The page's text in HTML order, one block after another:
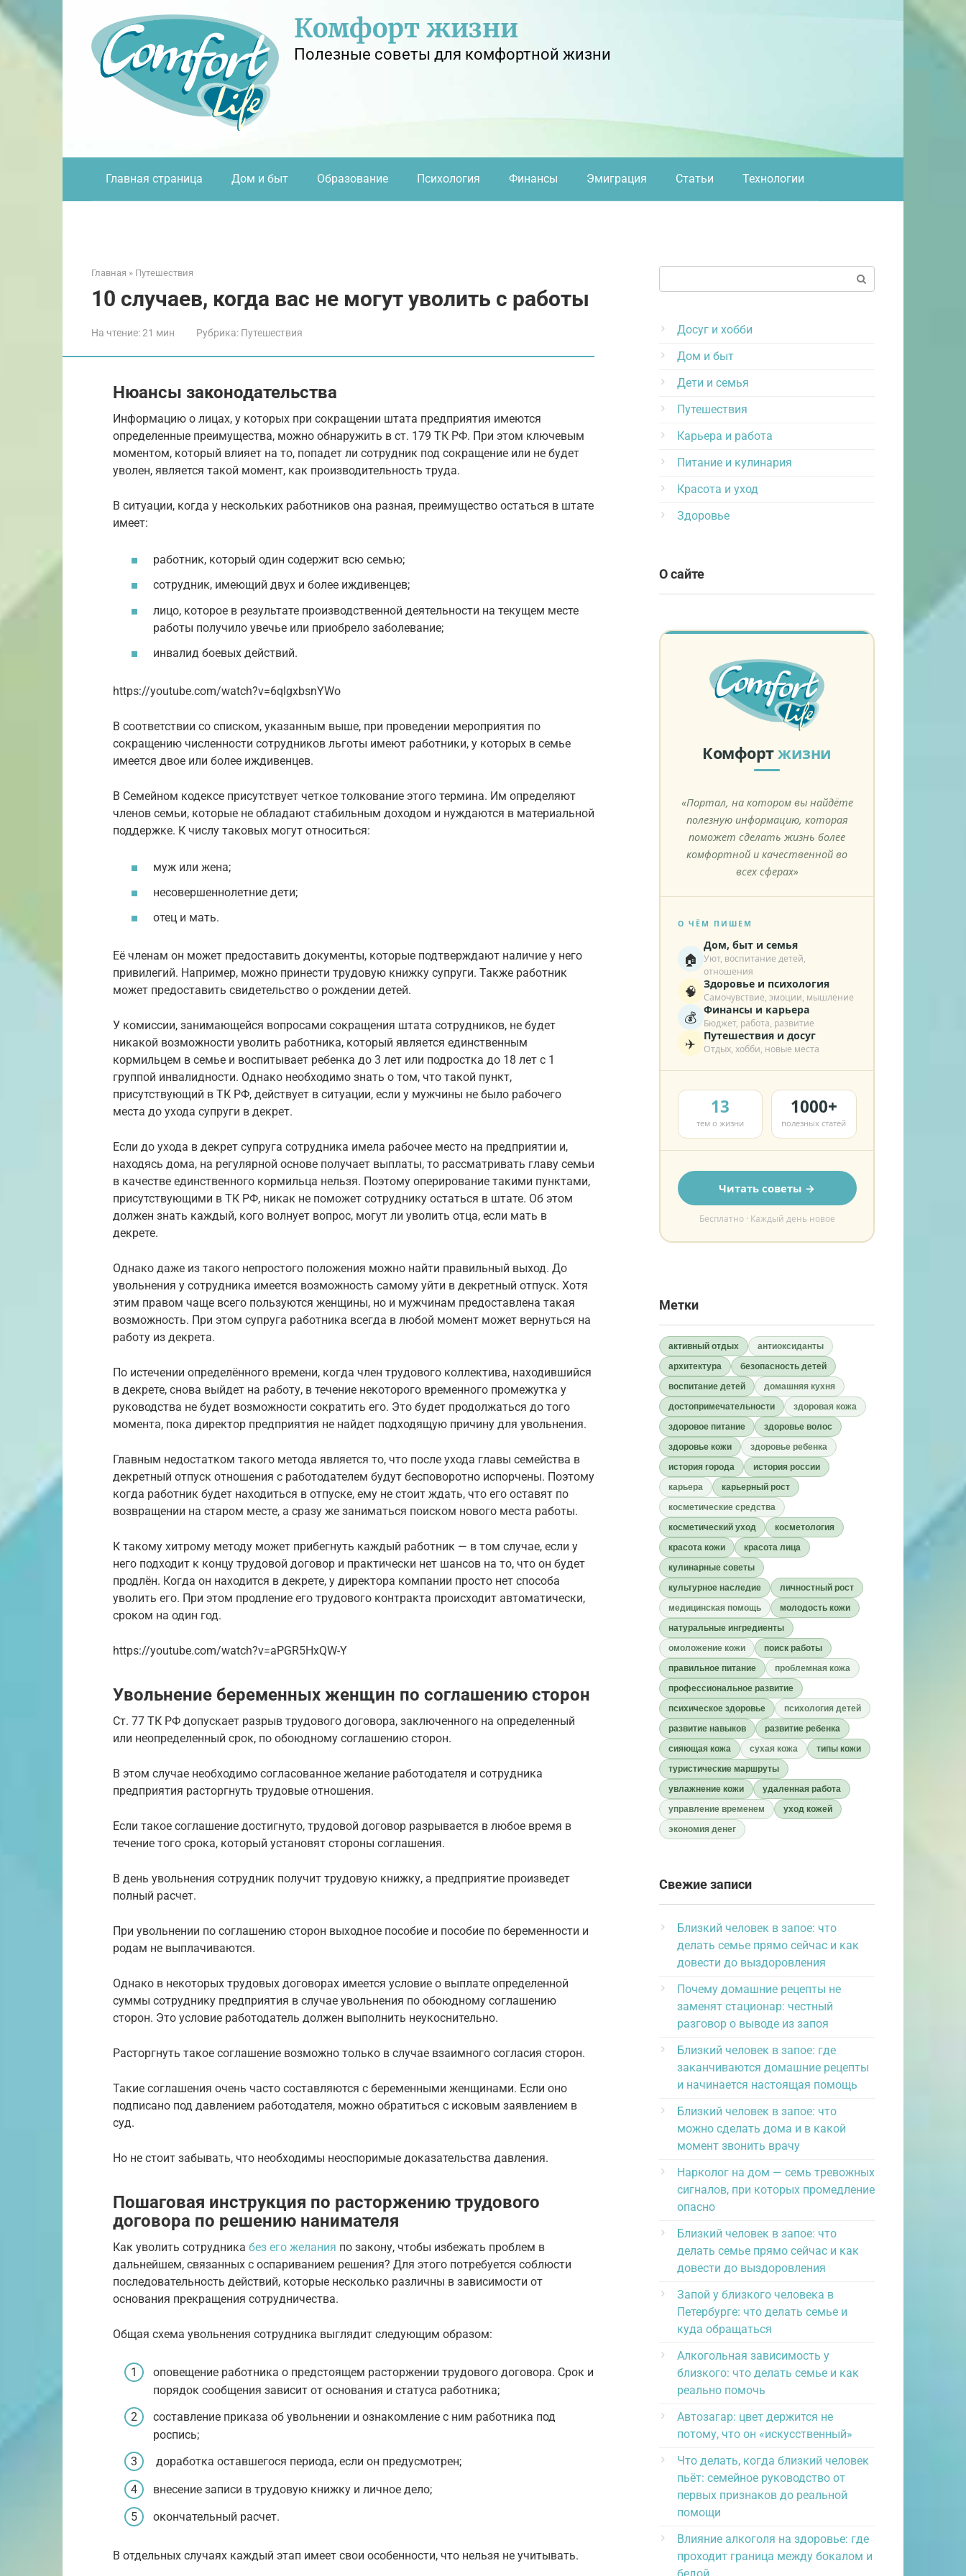
Перейти
контенту
Комфорт жизни
Полезные советы для комфортной жизни
Главная страница Дом и быт Образование Психология Финансы Эмиграция Статьи Технологии
Главная » Путешествия
10 случаев, когда вас не могут уволить с работы
На чтение:21 мин Рубрика: Путешествия
Нюансы законодательства
Информацию о лицах, у которых при сокращении штата предприятия имеются
определенные преимущества, можно обнаружить в ст. 179 ТК РФ. При этом ключевым
моментом, который влияет на то, попадет ли сотрудник под сокращение или не будет
уволен, является такой момент, как производительность труда.
В ситуации, когда у нескольких работников она разная, преимущество остаться в штате
имеет:
работник, который один содержит всю семью;
сотрудник, имеющий двух и более иждивенцев;
лицо, которое в результате производственной деятельности на текущем месте
работы получило увечье или приобрело заболевание;
инвалид боевых действий.
https://youtube.com/watch?v=6qlgxbsnYWo
В соответствии со списком, указанным выше, при проведении мероприятия по
сокращению численности сотрудников льготы имеют работники, у которых в семье
имеется двое или более иждивенцев.
В Семейном кодексе присутствует четкое толкование этого термина. Им определяют
членов семьи, которые не обладают стабильным доходом и нуждаются в материальной
поддержке. К числу таковых могут относиться:
муж или жена;
несовершеннолетние дети;
отец и мать.
Её членам он может предоставить документы, которые подтверждают наличие у него
привилегий. Например, можно принести трудовую книжку супруги. Также работник
может предоставить свидетельство о рождении детей.
У комиссии, занимающейся вопросами сокращения штата сотрудников, не будет
никакой возможности уволить работника, который является единственным
кормильцем в семье и воспитывает ребенка до 3 лет или подростка до 18 лет с 1
группой инвалидности. Однако необходимо знать о том, что такой пункт,
присутствующий в ТК РФ, действует в ситуации, если у мужчины не было рабочего
места до ухода супруги в декрет.
Если до ухода в декрет супруга сотрудника имела рабочее место на предприятии и,
находясь дома, на регулярной основе получает выплаты, то рассматривать главу семьи
в качестве единственного кормильца нельзя. Поэтому оперирование такими пунктами,
присутствующими в ТК РФ, никак не поможет сотруднику остаться в штате. Об этом
должен знать каждый, кого волнует вопрос, могут ли уволить отца, если мать в
декрете.
Однако даже из такого непростого положения можно найти правильный выход. До
увольнения у сотрудника имеется возможность самому уйти в декретный отпуск. Хотя
этим правом чаще всего пользуются женщины, но и мужчинам предоставлена такая
возможность. При этом супруга работника всегда в любой момент может вернуться на
работу из декрета.
По истечении определённого времени, когда член трудового коллектива, находившийся
в декрете, снова выйдет на работу, в течение некоторого временного промежутка у
руководства не будет возможности сократить его. Это будет продолжаться до того
момента, пока директор предприятия не найдет подходящую причину для увольнения.
Главным недостатком такого метода является то, что после ухода главы семейства в
декретный отпуск отношения с работодателем будут бесповоротно испорчены. Поэтому
когда работник будет находиться в отпуске, ему не стоит ждать, что его оставят по
возвращении на старом месте, а сразу же заниматься поиском нового места работы.
К такому хитрому методу может прибегнуть каждый работник — в том случае, если у
него подходит к концу трудовой договор и практически нет шансов на то, что он будет
продлён. Когда он находится в декрете, у директора компании просто нет способа
уволить его. При этом продление его трудового контракта происходит автоматически,
сроком на один год.
https://youtube.com/watch?v=aPGR5HxQW-Y
Увольнение беременных женщин по соглашению сторон
Ст. 77 ТК РФ допускает разрыв трудового договора, заключенного на определенный
или неопределенный срок, по обоюдному соглашению сторон.
В этом случае необходимо согласованное желание работодателя и сотрудника
предприятия расторгнуть трудовые отношения.
Если такое соглашение достигнуто, трудовой договор разрывается в любое время в
течение того срока, который установят стороны соглашения.
В день увольнения сотрудник получит трудовую книжку, а предприятие произведет
полный расчет.
При увольнении по соглашению сторон выходное пособие и пособие по беременности и
родам не выплачиваются.
Однако в некоторых трудовых договорах имеется условие о выплате определенной
суммы сотруднику предприятия в случае увольнения по обоюдному соглашению
сторон. Это условие работодатель должен выполнить неукоснительно.
Расторгнуть такое соглашение возможно только в случае взаимного согласия сторон.
Такие соглашения очень часто составляются с беременными женщинами. Если оно
подписано под давлением работодателя, можно обратиться с исковым заявлением в
суд.
Но не стоит забывать, что необходимы неоспоримые доказательства давления.
Пошаговая инструкция по расторжению трудового
договора по решению нанимателя
Как уволить сотрудника без его желания по закону, чтобы избежать проблем в
дальнейшем, связанных с оспариванием решения? Для этого потребуется соблюсти
последовательность действий, которые несколько различны в зависимости от
основания прекращения сотрудничества.
Общая схема увольнения сотрудника выглядит следующим образом:
оповещение работника о предстоящем расторжении трудового договора. Срок и
порядок сообщения зависит от основания и статуса работника;
составление приказа об увольнении и ознакомление с ним работника под
роспись;
доработка оставшегося периода, если он предусмотрен;
внесение записи в трудовую книжку и личное дело;
окончательный расчет.
В отдельных случаях каждый этап имеет свои особенности, что нельзя не учитывать.
Досуг и хобби
Дом и быт
Дети и семья
Путешествия
Карьера и работа
Питание и кулинария
Красота и уход
Здоровье
О сайте
Комфортжизни
«Портал, на котором вы найдёте
полезную информацию, которая
поможет сделать жизнь более
комфортной и качественной во
всех сферах»
О ЧЁМ ПИШЕМ
🏠
Дом, быт и семья
Уют, воспитание детей,
отношения
🧠 Здоровье и психология
Самочувствие, эмоции, мышление
💰 Финансы и карьера
Бюджет, работа, развитие
✈️ Путешествия и досуг
Отдых, хобби, новые места
13
тем о жизни
1000+
полезных статей
Читать советы →
Бесплатно · Каждый день новое
Метки
активный отдых
антиоксиданты
архитектура
безопасность детей
воспитание детей
домашняя кухня
достопримечательности
здоровая кожа
здоровое питание
здоровье волос
здоровье кожи
здоровье ребенка
история города
история россии
карьера
карьерный рост
косметические средства
косметический уход
косметология
красота кожи
красота лица
кулинарные советы
культурное наследие
личностный рост
медицинская помощь
молодость кожи
натуральные ингредиенты
омоложение кожи
поиск работы
правильное питание
проблемная кожа
профессиональное развитие
психическое здоровье
психология детей
развитие навыков
развитие ребенка
сияющая кожа
сухая кожа
типы кожи
туристические маршруты
увлажнение кожи
удаленная работа
управление временем
уход кожей
экономия денег
Свежие записи
Близкий человек в запое: что
делать семье прямо сейчас и как
довести до выздоровления
Почему домашние рецепты не
заменят стационар: честный
разговор о выводе из запоя
Близкий человек в запое: где
заканчиваются домашние рецепты
и начинается настоящая помощь
Близкий человек в запое: что
можно сделать дома и в какой
момент звонить врачу
Нарколог на дом — семь тревожных
сигналов, при которых промедление
опасно
Близкий человек в запое: что
делать семье прямо сейчас и как
довести до выздоровления
Запой у близкого человека в
Петербурге: что делать семье и
куда обращаться
Алкогольная зависимость у
близкого: что делать семье и как
реально помочь
Автозагар: цвет держится не
потому, что он «искусственный»
Что делать, когда близкий человек
пьёт: семейное руководство от
первых признаков до реальной
помощи
Влияние алкоголя на здоровье: где
проходит граница между бокалом и